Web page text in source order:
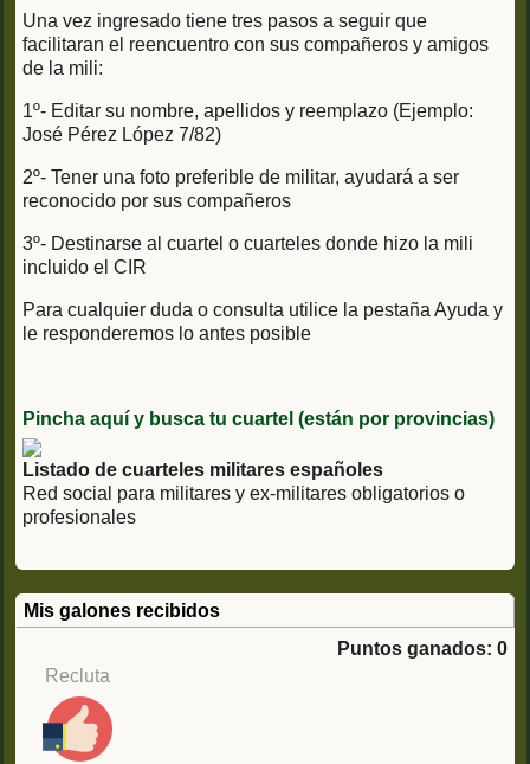
Una vez ingresado tiene tres pasos a seguir que
facilitaran el reencuentro con sus compañeros y amigos
de la mili:
1º- Editar su nombre, apellidos y reemplazo (Ejemplo:
José Pérez López 7/82)
2º- Tener una foto preferible de militar, ayudará a ser
reconocido por sus compañeros
3º- Destinarse al cuartel o cuarteles donde hizo la mili
incluido el CIR
Para cualquier duda o consulta utilice la pestaña Ayuda y
le responderemos lo antes posible
Pincha aquí y busca tu cuartel (están por provincias)
Listado de cuarteles militares españoles
Red social para militares y ex-militares obligatorios o
profesionales
Mis galones recibidos
Puntos ganados: 0
Recluta